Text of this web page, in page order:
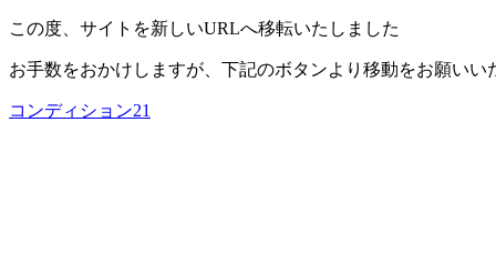
この度、サイトを新しいURLへ移転いたしました
お手数をおかけしますが、下記のボタンより移動をお願いい
コンディション21